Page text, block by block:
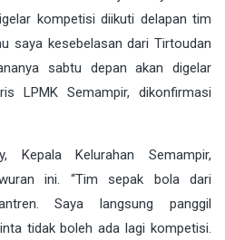
kompetisi diikuti delapan tim
saya kesebelasan dari Tirtoudan
sabtu depan akan digelar
LPMK Semampir, dikonfirmasi
Kelurahan Semampir,
ini. “Tim sepak bola dari
Saya langsung panggil
tidak boleh ada lagi kompetisi.